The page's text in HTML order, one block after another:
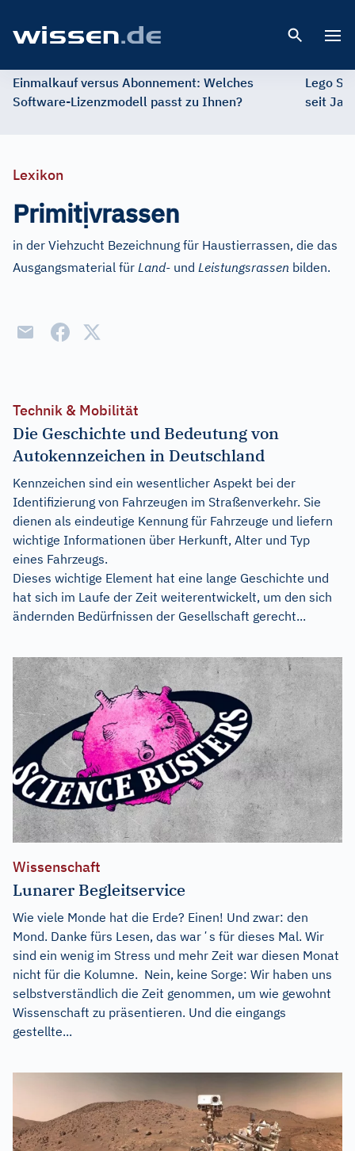
Einmalkauf versus Abonnement: Welches
Software-Lizenzmodell passt zu Ihnen?
Lego
seit
Lexikon
Primitịvrassen
in der Viehzucht Bezeichnung für Haustierrassen, die das
Ausgangsmaterial für Land- und Leistungsrassen bilden.
Technik & Mobilität
Die Geschichte und Bedeutung von
Autokennzeichen in Deutschland
Kennzeichen sind ein wesentlicher Aspekt bei der
Identifizierung von Fahrzeugen im Straßenverkehr. Sie
dienen als eindeutige Kennung für Fahrzeuge und liefern
wichtige Informationen über Herkunft, Alter und Typ
eines Fahrzeugs.
Dieses wichtige Element hat eine lange Geschichte und
hat sich im Laufe der Zeit weiterentwickelt, um den sich
ändernden Bedürfnissen der Gesellschaft gerecht...
Wissenschaft
Lunarer Begleitservice
Wie viele Monde hat die Erde? Einen! Und zwar: den
Mond. Danke fürs Lesen, das warʼs für dieses Mal. Wir
sind ein wenig im Stress und mehr Zeit war diesen Monat
nicht für die Kolumne. Nein, keine Sorge: Wir haben uns
selbstverständlich die Zeit genommen, um wie gewohnt
Wissenschaft zu präsentieren. Und die eingangs
gestellte...